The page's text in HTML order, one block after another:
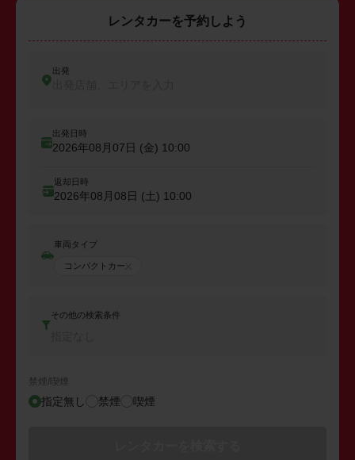
レンタカーを予約しよう
出発
出発日時
2026年08月07日 (金) 10:00
返却日時
2026年08月08日 (土) 10:00
車両タイプ
コンパクトカー
その他の検索条件
禁煙/喫煙
指定無し 禁煙 喫煙